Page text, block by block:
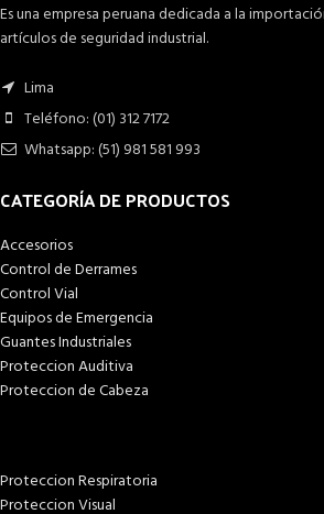
Es una empresa peruana dedicada a la
artículos de seguridad industrial.
Lima
Teléfono: (01) 312 7172
Whatsapp: (51) 981 581 993
CATEGORÍA DE PRODUCTOS
Accesorios
Control de Derrames
Control Vial
Equipos de Emergencia
Guantes Industriales
Proteccion Auditiva
Proteccion de Cabeza
Proteccion Respiratoria
Proteccion Visual